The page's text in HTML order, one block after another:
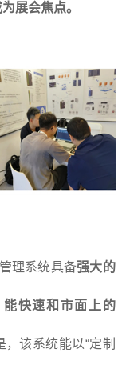
展会焦点。
理系统具备强大的
快速和市面上的
，该系统能以“定制